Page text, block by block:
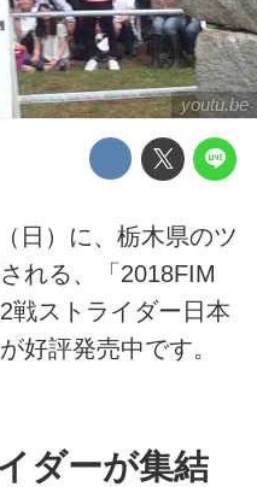
youtu.be
日）に、栃木県のツ
れる、「2018FIM
戦ストライダー日本
好評発売中です。
ダーが集結